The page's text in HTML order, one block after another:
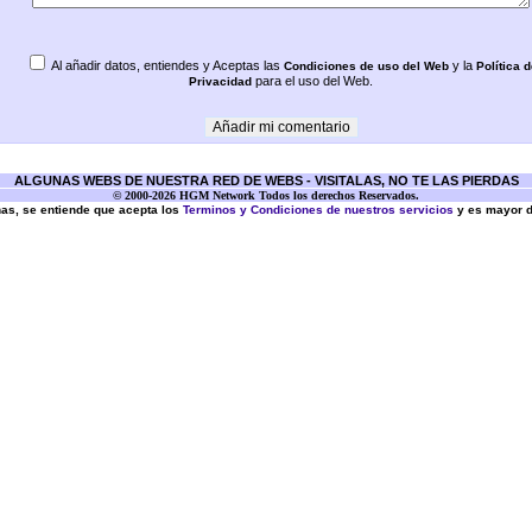
Al añadir datos, entiendes y Aceptas las Condiciones de uso del Weby la Política
Privacidad para el uso del Web.
ALGUNAS WEBS DE NUESTRA RED DE WEBS - VISITALAS, NO TE LAS PIERDAS
© 2000-2026 HGM Network Todos los derechos Reservados.
se entiende que acepta los Terminos y Condiciones de nuestros servicios y es mayor